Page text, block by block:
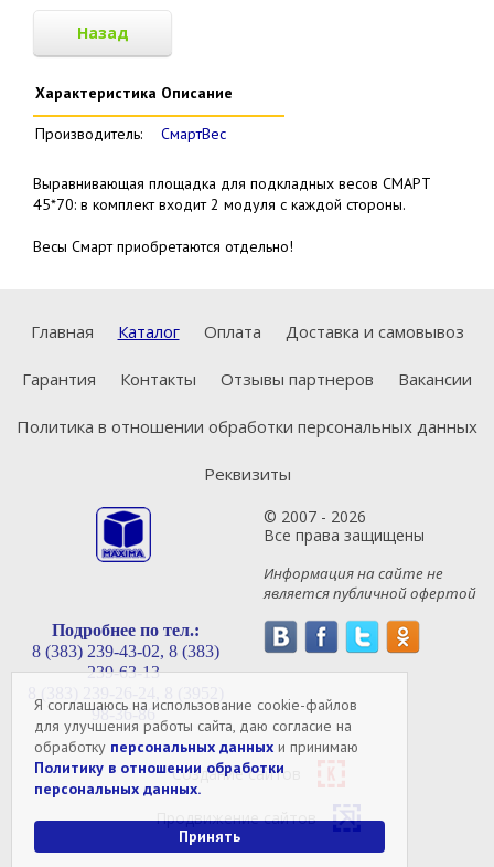
Я соглашаюсь на использование cookie-файлов
для улучшения работы сайта, даю согласие на
обработку персональных данных и принимаю
Политику в отношении обработки
персональных данных.
Принять
Назад
Характеристика Описание
Производитель: СмартВес
Выравнивающая площадка для подкладных весов СМАРТ
45*70: в комплект входит 2 модуля с каждой стороны.
Весы Смарт приобретаются отдельно!
Главная Каталог Оплата Доставка и самовывоз
Гарантия Контакты Отзывы партнеров Вакансии
Политика в отношении обработки персональных данных
Реквизиты
© 2007 - 2026
Все права защищены
Информация на сайте не
является публичной офертой
Подробнее по тел.:
8 (383) 239-43-02, 8 (383)
239-63-13
98-36-86
Создание сайтов
Продвижение сайтов